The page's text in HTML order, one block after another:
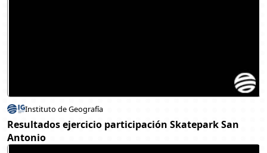
Instituto de Geografía
Resultados ejercicio participación Skatepark San
Antonio